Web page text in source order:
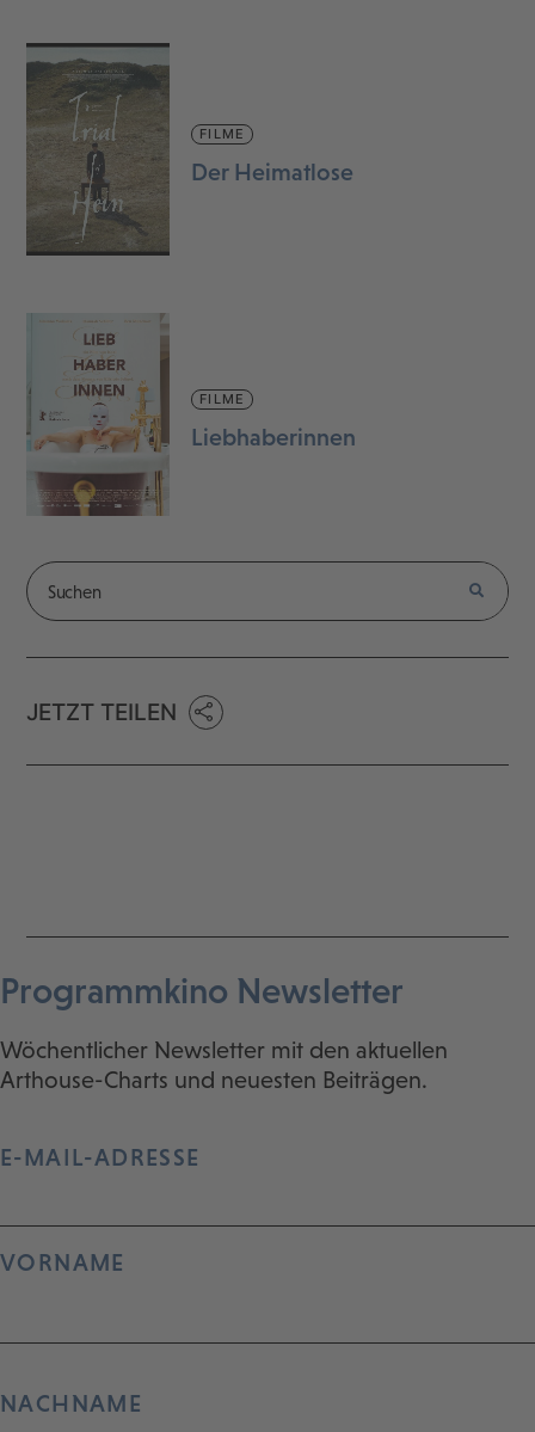
FILME
Der Heimatlose
FILME
Liebhaberinnen
JETZT TEILEN
Programmkino Newsletter
Wöchentlicher Newsletter mit den aktuellen
Arthouse-Charts und neuesten Beiträgen.
E-MAIL-ADRESSE
VORNAME
NACHNAME